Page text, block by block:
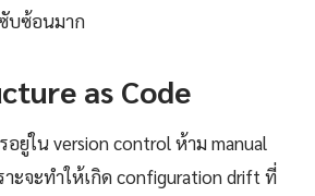
บซ้อนมาก
as Code
ยู่ใน version control ห้าม manual
ะจะทำให้เกิด configuration drift ที่